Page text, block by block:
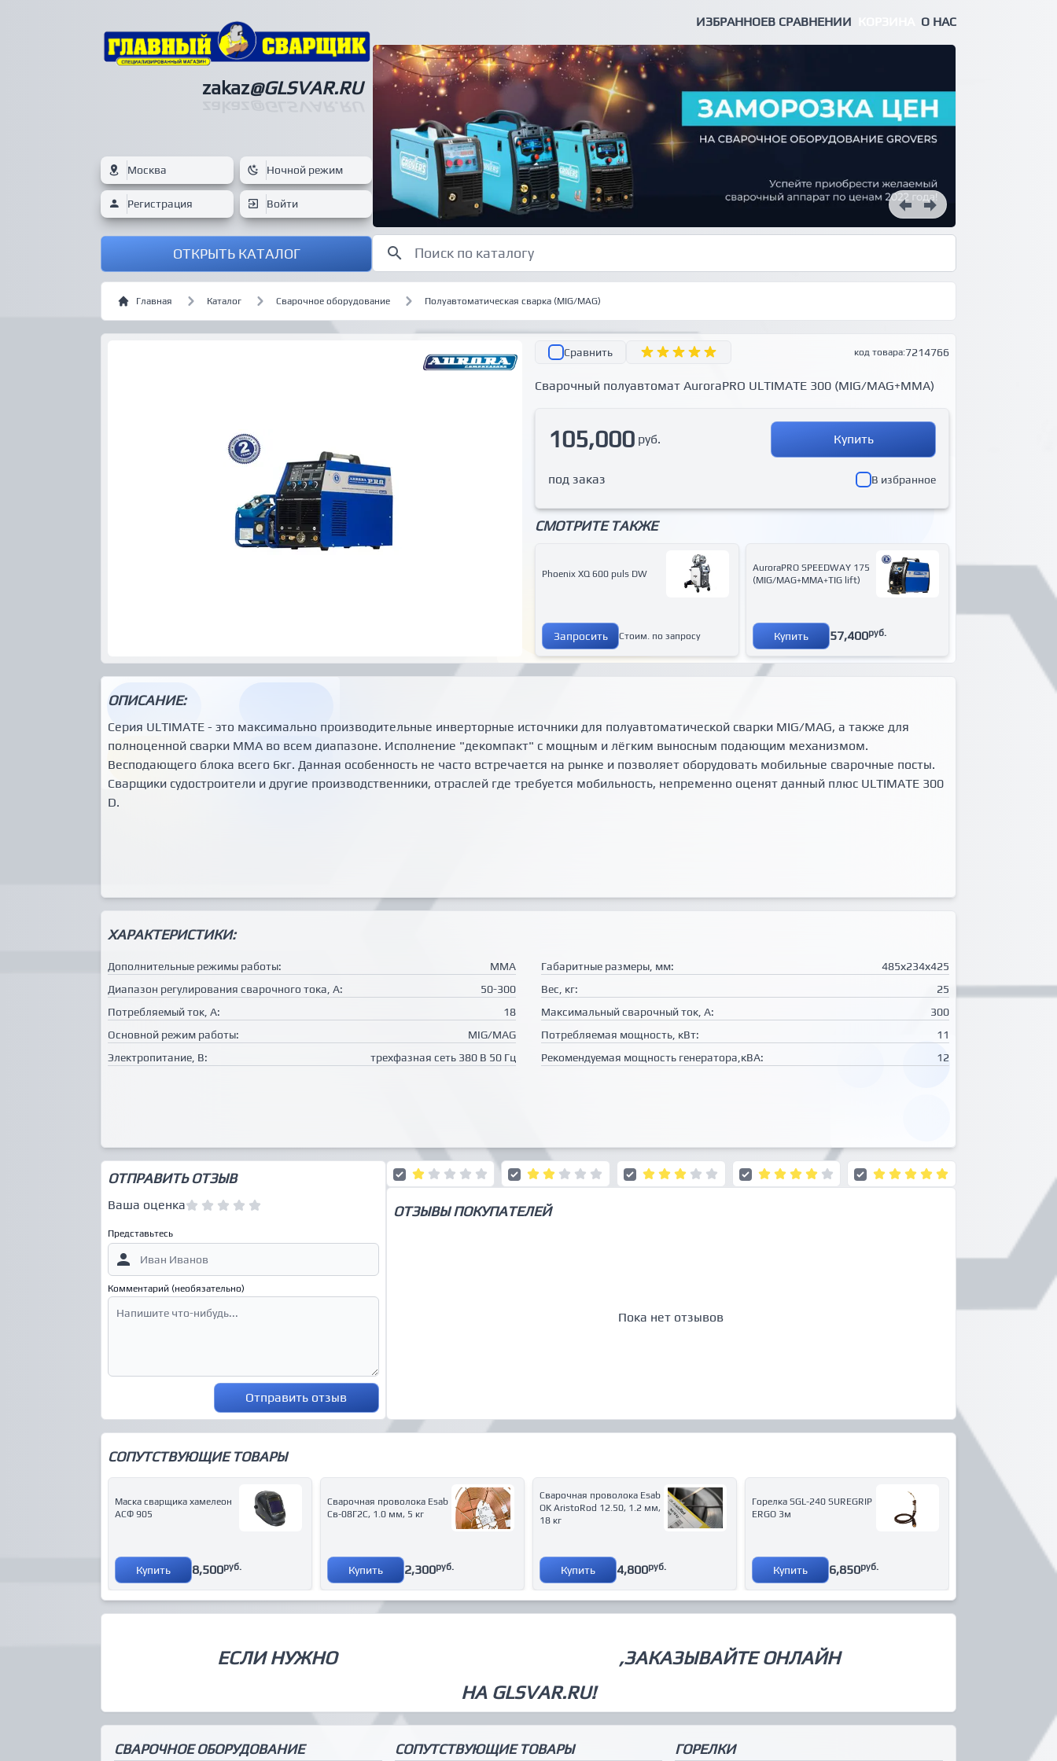
zakaz@GLSVAR.RU
Москва Ночной режим
Регистрация Войти
ОТКРЫТЬ КАТАЛОГ
ИЗБРАННОЕВ СРАВНЕНИИ О НАС
Главная Каталог Сварочное оборудование Полуавтоматическая сварка (MIG/MAG)
код товара:7214766
Сравнить
Сварочный полуавтомат AuroraPRO ULTIMATE 300 (MIG/MAG+MMA)
105,000 руб. Купить
под заказ В избранное
СМОТРИТЕ ТАКЖЕ
Phoenix XQ 600 puls DW
Запросить Стоим. по запросу
AuroraPRO SPEEDWAY 175
(MIG/MAG+MMA+TIG lift)
Купить 57,400руб.
ОПИСАНИЕ:
Серия ULTIMATE - это максимально производительные инверторные источники для полуавтоматической сварки MIG/MAG, а также для
полноценной сварки MMA во всем диапазоне. Исполнение "декомпакт" с мощным и лёгким выносным подающим механизмом.
Весподающего блока всего 6кг. Данная особенность не часто встречается на рынке и позволяет оборудовать мобильные сварочные посты.
Сварщики судостроители и другие производственники, отраслей где требуется мобильность, непременно оценят данный плюс ULTIMATE 300
D.
ХАРАКТЕРИСТИКИ:
Дополнительные режимы работы: MMA Габаритные размеры, мм:
485х234х425
Диапазон регулирования сварочного тока, А:
50-300 Вес, кг:
25
Потребляемый ток, А:
18 Максимальный сварочный ток, А:
300
Основной режим работы:
MIG/MAG Потребляемая мощность, кВт:
11
Электропитание, В:
трехфазная сеть 380 В 50 Гц Рекомендуемая мощность генератора,кВА: 12
ОТПРАВИТЬ ОТЗЫВ
Ваша оценка
Представьтесь
Комментарий (необязательно)
Отправить отзыв
ОТЗЫВЫ ПОКУПАТЕЛЕЙ
Пока нет отзывов
СОПУТСТВУЮЩИЕ ТОВАРЫ
Маска сварщика хамелеон
АСФ 905
Купить 8,500руб.
Сварочная проволока Esab
Св-08Г2С, 1.0 мм, 5 кг
Купить 2,300руб.
Сварочная проволока Esab
OK AristoRod 12.50, 1.2 мм,
18 кг
Купить 4,800руб.
Горелка SGL-240 SUREGRIP
ERGO 3м
Купить 6,850руб.
ЕСЛИ НУЖНО
,ЗАКАЗЫВАЙТЕ ОНЛАЙН
НА GLSVAR.RU!
СВАРОЧНОЕ ОБОРУДОВАНИЕ СОПУТСТВУЮЩИЕ ТОВАРЫ ГОРЕЛКИ